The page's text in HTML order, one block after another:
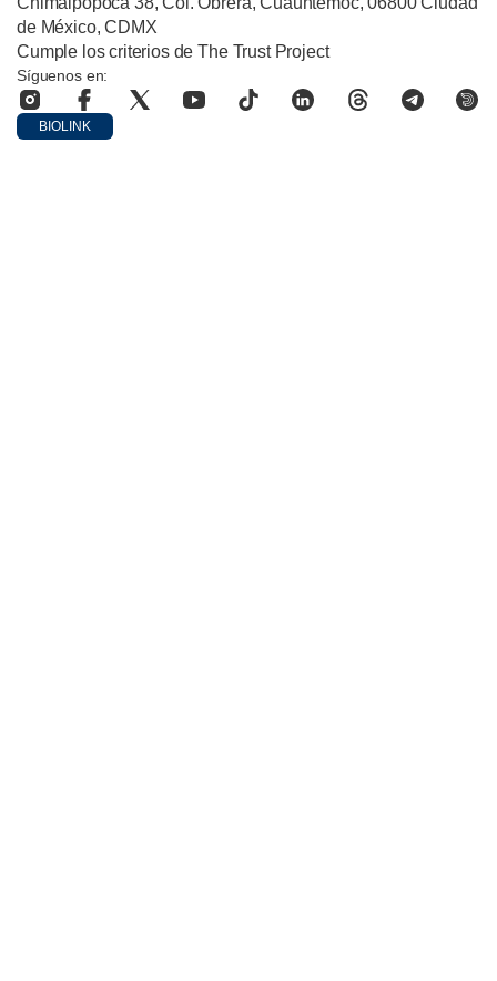
de México, CDMX
Cumple los criterios de The Trust Project
Síguenos en:
BIOLINK